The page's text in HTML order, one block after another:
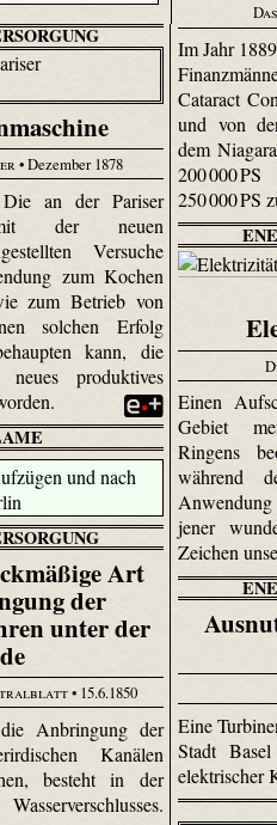
Im Jahr
Cata­ract
und von
dem
200 000
250 000 PS
• Dezember 1878
an der Pariser
mit der neuen
Versuche
zum Kochen
zum Betrieb von
solchen Erfolg
kann, die
produktives
Einen
Gebiet
Ringens
während
jener
Zeichen
Art
der
unter der
• 15.6.1850
Anbringung der
Kanälen
besteht in der
Eine
Stadt
elektrischer